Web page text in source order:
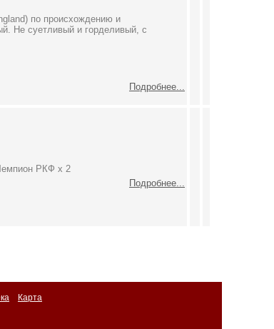
по происхождению и
Не суетливый и горделивый, с
Подробнее...
РКФ х 2
Подробнее...
Карта